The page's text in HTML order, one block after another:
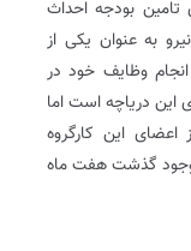
تامین بودجه احداث
به عنوان یکی از
وظایف خود در
این دریاچه است اما
اعضای این کارگروه
وجود گذشت هفت ماه